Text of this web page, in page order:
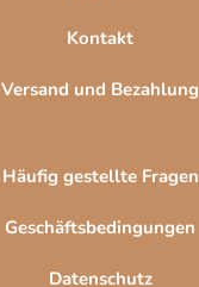
Kontakt
Versand und Bezahlung
Häufig gestellte Fragen
Geschäftsbedingungen
Datenschutz